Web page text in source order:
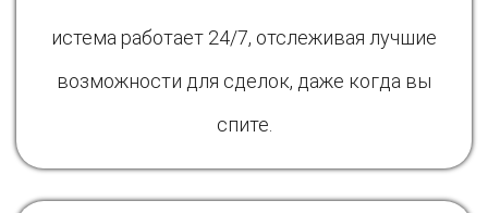
истема работает 24/7, отслеживая лучшие
возможности для сделок, даже когда вы
спите.